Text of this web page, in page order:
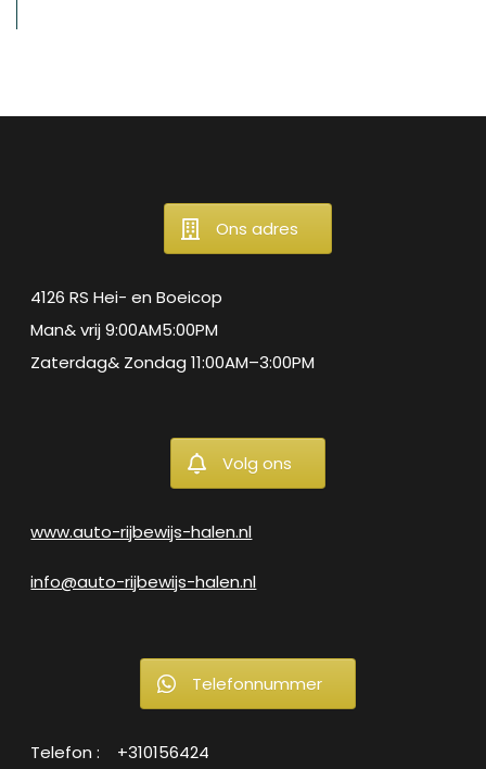
Ons adres
4126 RS Hei- en Boeicop
Man& vrij 9:00AM5:00PM
Zaterdag& Zondag 11:00AM–3:00PM
Volg ons
www.auto-rijbewijs-halen.nl
info@auto-rijbewijs-halen.nl
Telefonnummer
Telefon : +310156424